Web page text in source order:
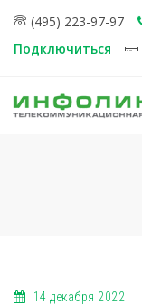
(495) 223-97-97
Подключиться
14 декабря 2022